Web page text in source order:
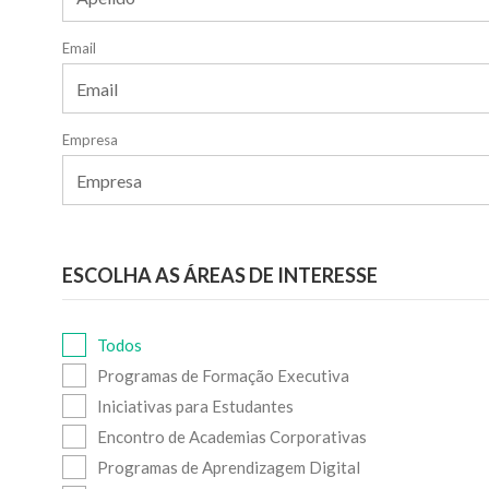
Email
Empresa
ESCOLHA AS ÁREAS DE INTERESSE
Todos
Programas de Formação Executiva
Iniciativas para Estudantes
Encontro de Academias Corporativas
Programas de Aprendizagem Digital